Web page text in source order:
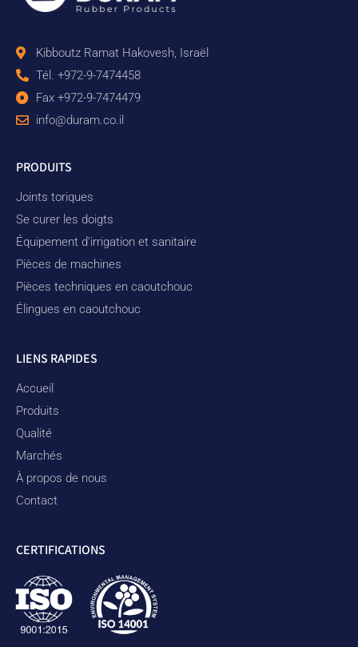
Kibboutz Ramat Hakovesh, Israël
Tél. +972-9-7474458
Fax +972-9-7474479
info@duram.co.il
PRODUITS
Joints toriques
Se curer les doigts
Équipement d'irrigation et sanitaire
Pièces de machines
Pièces techniques en caoutchouc
Élingues en caoutchouc
LIENS RAPIDES
Accueil
Produits
Qualité
Marchés
À propos de nous
Contact
CERTIFICATIONS